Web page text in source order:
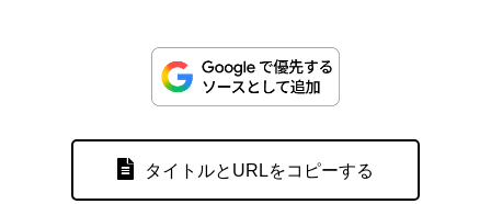
タイトルとURLをコピーする